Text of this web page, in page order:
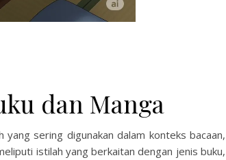
dan Manga
sering digunakan dalam konteks bacaan,
istilah yang berkaitan dengan jenis buku,